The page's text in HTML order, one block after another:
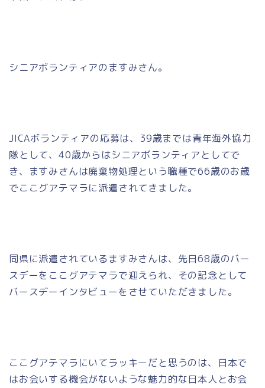
シニアボランティアのますみさん。
JICAボランティアの応募は、39歳までは青年海外協力
隊として、40歳からはシニアボランティアとしてで
き、ますみさんは廃棄物処理という職種で66歳のお歳
でここグアテマラに派遣されてきました。
同県に派遣されているますみさんは、先日68歳のバー
スデーをここグアテマラで迎えられ、その記念として
バースデーインタビューをさせていただきました。
ここグアテマラにいてラッキーだと思うのは、日本で
はお会いする機会がないような魅力的な日本人とお会